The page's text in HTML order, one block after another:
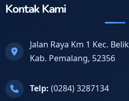
Kontak Kami
Jalan Raya Km 1 Kec. Belik
Kab. Pemalang, 52356
Telp: (0284) 3287134